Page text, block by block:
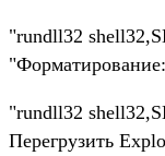
"rundll32
"rundll32
Перегрузить